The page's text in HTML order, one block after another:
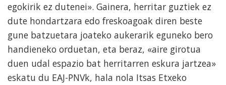
egokirik ez dutenei». Gainera, herritar guztiek ez
dute hondartzara edo freskoagoak diren beste
gune batzuetara joateko aukerarik eguneko bero
handieneko orduetan, eta beraz, «aire girotua
duen udal espazio bat herritarren eskura jartzea»
eskatu du EAJ-PNVk, hala nola Itsas Etxeko